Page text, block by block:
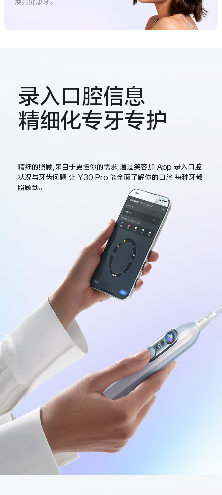
录入口腔信息
精细化专牙专护
精细的照顾,来自于更懂你的需求,通过笑容加 App 录入口腔
状况与牙齿问题,让 Y30 Pro 能全面了解你的口腔,每种牙都
照顾到。